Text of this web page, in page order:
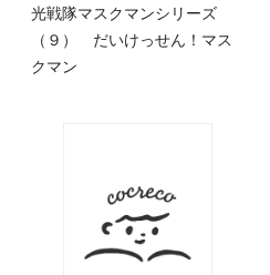
光戦隊マスクマンシリーズ
（９） だいけっせん！マス
クマン